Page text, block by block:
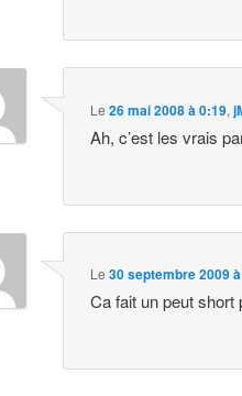
Le26 mai 2008 à 0:19,
Ah, c’est les vrais
Le30 septembre 2009
Ca fait un peut